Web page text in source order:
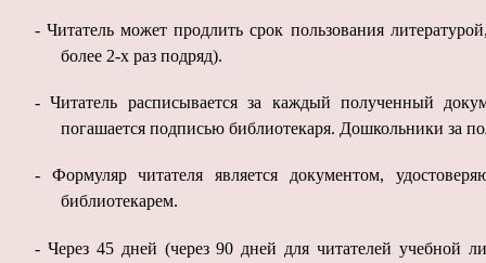
- Читатель может продлить срок пользования
более 2-х раз подряд).
- Читатель расписывается за каждый полученный
погашается подписью библиотекаря. Дошкольники за
-
Формуляр читателя является документом,
библиотекарем.
- Через 45 дней (через 90 дней для читателей учебной